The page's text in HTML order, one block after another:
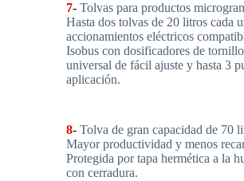
7- Tolvas para productos
Hasta dos tolvas de 20 litros cada
accionamientos eléctricos
Isobus con dosificadores de
universal de fácil ajuste y hasta 3
aplicación.
8- Tolva de gran capacidad de 70
Mayor productividad y menos
Protegida por tapa hermética a la
con cerradura.